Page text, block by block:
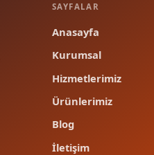
SAYFALAR
Anasayfa
Kurumsal
Hizmetlerimiz
Ürünlerimiz
Blog
İletişim